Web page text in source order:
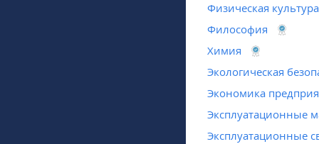
Физическая культура
Философия
Химия
Экологическая
Экономика
Эксплуатационные
Эксплуатационные